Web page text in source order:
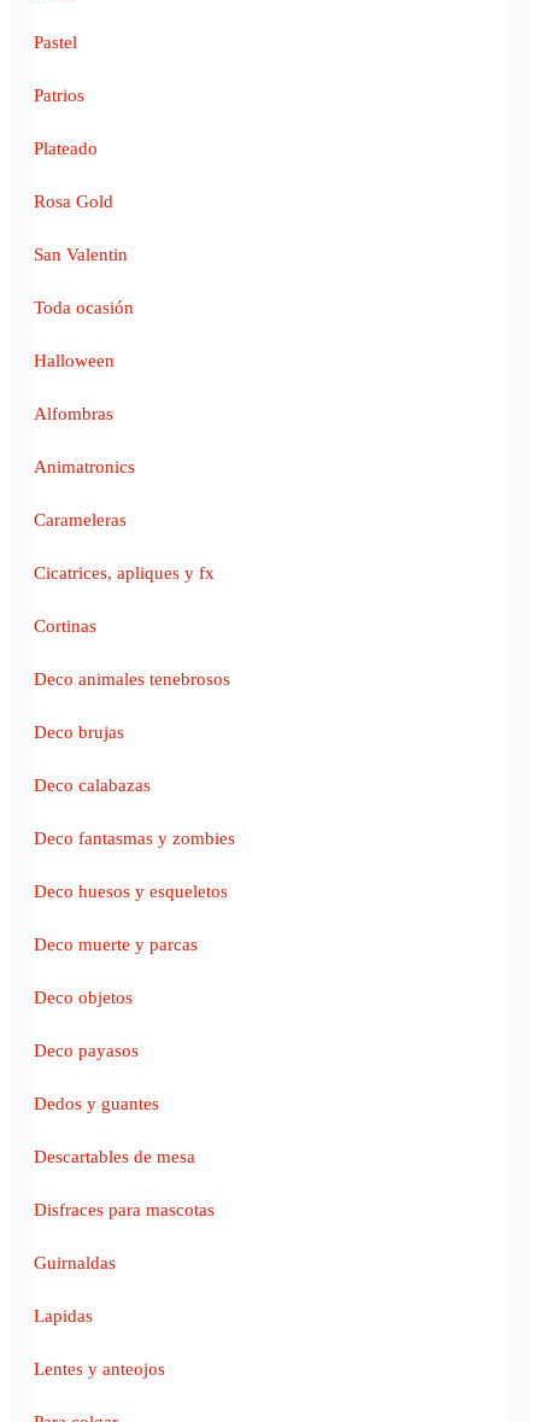
Pastel
Patrios
Plateado
Rosa Gold
San Valentin
Toda ocasión
Halloween
Alfombras
Animatronics
Carameleras
Cicatrices, apliques y fx
Cortinas
Deco animales tenebrosos
Deco brujas
Deco calabazas
Deco fantasmas y zombies
Deco huesos y esqueletos
Deco muerte y parcas
Deco objetos
Deco payasos
Dedos y guantes
Descartables de mesa
Disfraces para mascotas
Guirnaldas
Lapidas
Lentes y anteojos